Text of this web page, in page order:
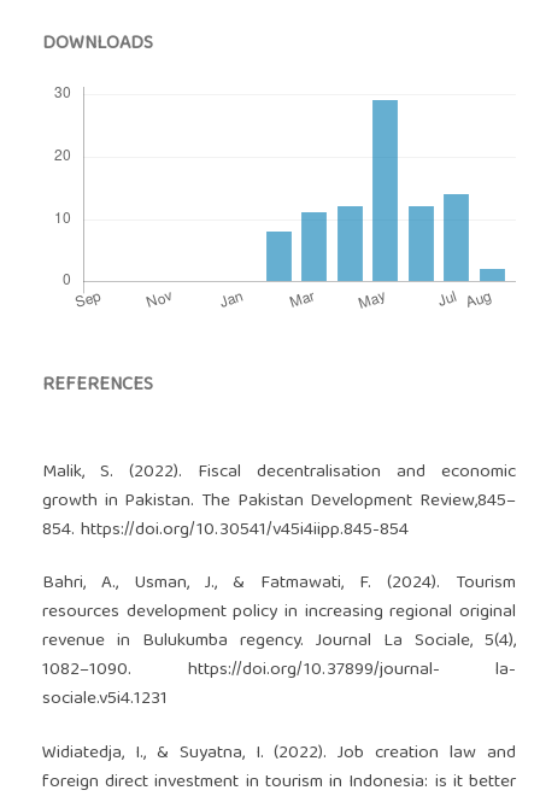
DOWNLOADS
REFERENCES
Malik, S. (2022). Fiscal decentralisation and economic
growth in Pakistan. The Pakistan Development Review,845–
854. https://doi.org/10.30541/v45i4iipp.845-854
Bahri, A., Usman, J., & Fatmawati, F. (2024). Tourism
resources development policy in increasing regional original
revenue in Bulukumba regency. Journal La Sociale, 5(4),
1082–1090. https://doi.org/10.37899/journal- la-
sociale.v5i4.1231
Widiatedja, I., & Suyatna, I. (2022). Job creation law and
foreign direct investment in tourism in Indonesia: is it better